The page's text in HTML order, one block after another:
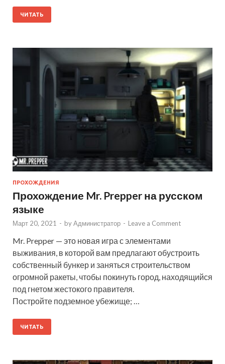
ЧИТАТЬ
ПРОХОЖДЕНИЯ
Прохождение Mr. Prepper на русском
языке
Март 20, 2021 - byАдминистратор - Leave a Comment
Mr. Prepper — это новая игра с элементами
выживания, в которой вам предлагают обустроить
собственный бункер и заняться строительством
огромной ракеты, чтобы покинуть город, находящийся
под гнетом жестокого правителя.
Постройте подземное убежище; …
ЧИТАТЬ